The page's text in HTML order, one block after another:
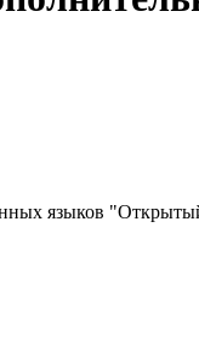
языков